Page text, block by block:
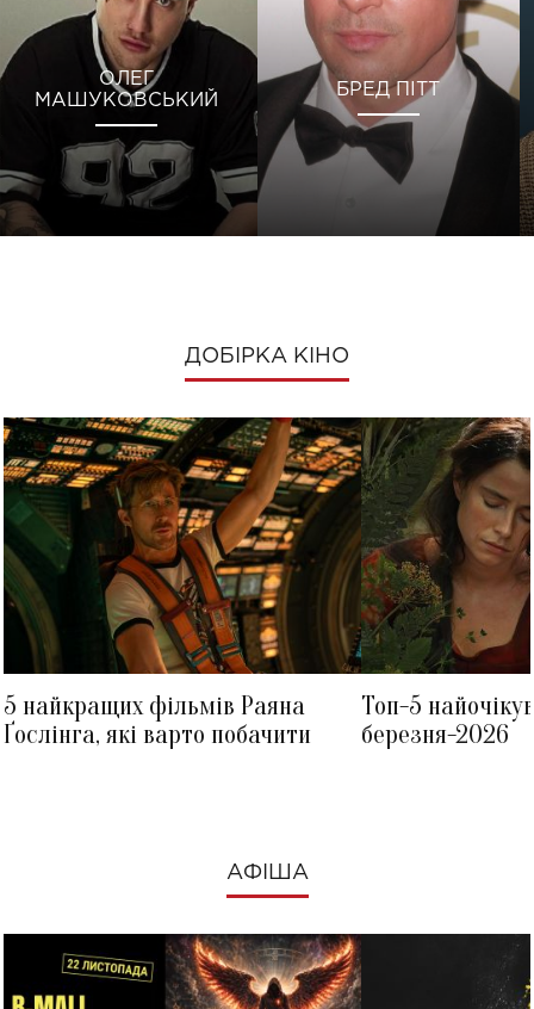
ОЛЕГ
МАШУКОВСЬКИЙ
БРЕД ПІТТ
ДОБІРКА КІНО
5 найкращих фільмів Раяна
Ґослінга, які варто побачити
Топ-5
березня-2026
АФІША